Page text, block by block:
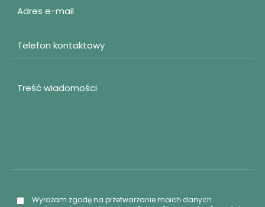
Wyrażam zgodę na przetwarzanie moich danych